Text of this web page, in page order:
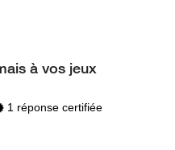
à vos jeux
1 réponse certifiée